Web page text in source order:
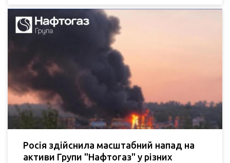
Росія здійснила масштабний напад на
активи Групи "Нафтогаз" у різних